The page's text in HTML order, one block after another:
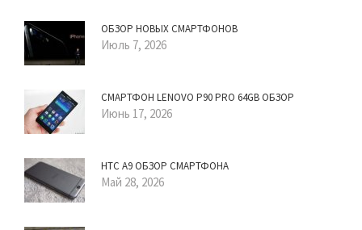
ОБЗОР НОВЫХ СМАРТФОНОВ
Июль 7, 2026
СМАРТФОН LENOVO P90 PRO 64GB ОБЗОР
Июнь 17, 2026
HTC A9 ОБЗОР СМАРТФОНА
Май 28, 2026